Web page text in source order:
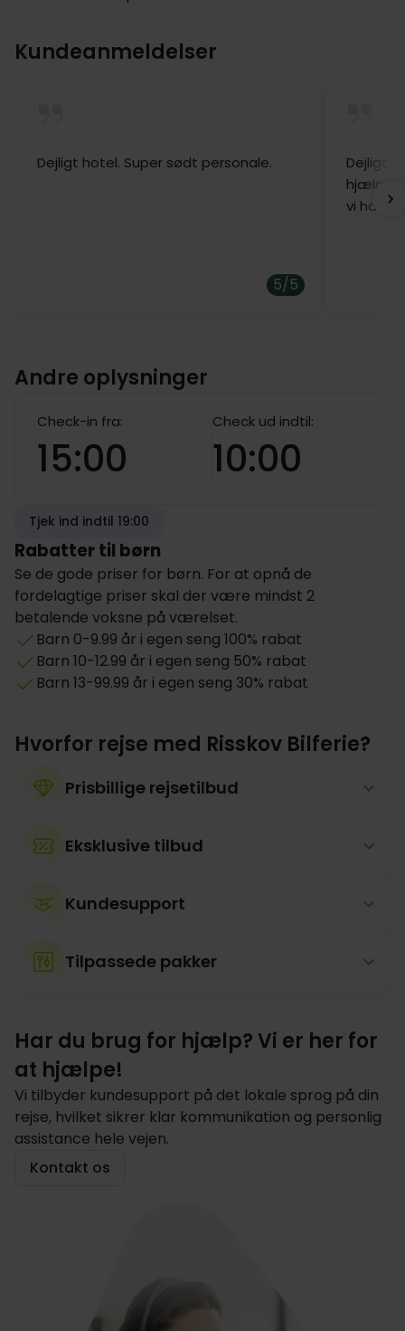
Kundeanmeldelser
Dejligt hotel. Super sødt personale.
5/5
Dejligt
vi har
Andre oplysninger
Check-in fra:
15:00
Check ud indtil:
10:00
Tjek ind indtil 19:00
Rabatter til børn
Se de gode priser for børn. For at opnå de
fordelagtige priser skal der være mindst 2
betalende voksne på værelset.
Barn 0-9.99 år i egen seng 100% rabat
Barn 10-12.99 år i egen seng 50% rabat
Barn 13-99.99 år i egen seng 30% rabat
Hvorfor rejse med Risskov Bilferie?
Prisbillige rejsetilbud
Eksklusive tilbud
Kundesupport
Tilpassede pakker
Har du brug for hjælp? Vi er her for
at hjælpe!
Vi tilbyder kundesupport på det lokale sprog på din
rejse, hvilket sikrer klar kommunikation og personlig
assistance hele vejen.
Kontakt os